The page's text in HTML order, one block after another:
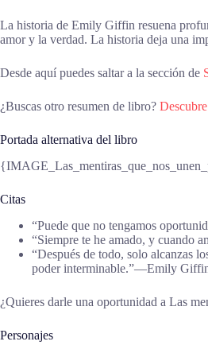
La historia de Emily Giffin resuena
amor y la verdad. La historia deja una
Desde aquí puedes saltar a la sección de
¿Buscas otro resumen de libro?
Portada alternativa del libro
Citas
“Puede que no tengamos
“Siempre te he amado, y cuando
“Después de todo, solo alcanzas
poder interminable.”―Emily
¿Quieres darle una oportunidad a Las
Personajes